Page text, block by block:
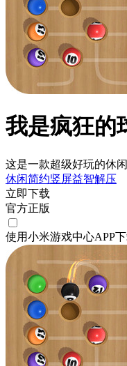
我是疯狂的
这是一款超级好玩的休
休闲简约竖屏益智解压
立即下载
官方正版
使用小米游戏中心APP